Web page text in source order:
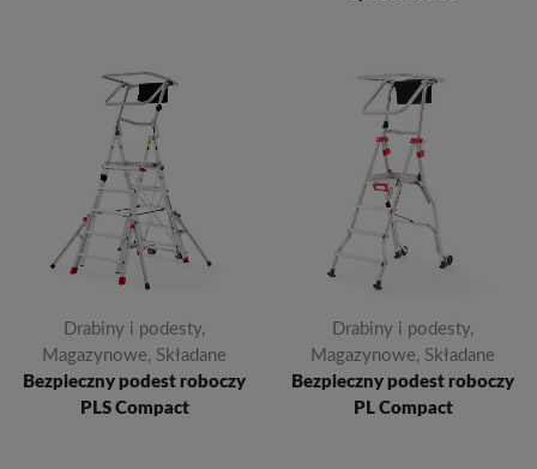
Drabiny i podesty,
Magazynowe, Składane
Bezpieczny podest roboczy
PLS Compact
Drabiny i podesty,
Magazynowe, Składane
Bezpieczny podest roboczy
PL Compact